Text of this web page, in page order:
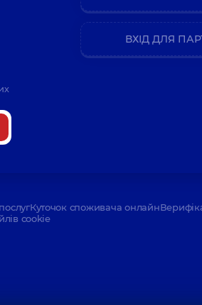
ВХІД ДЛЯ
Куточок споживача онлайн
cookie